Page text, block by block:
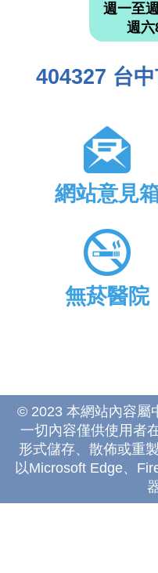
週一至
週
404327 台
網站意見
無菸醫院
© 2023 本網站內容屬
一切內容僅供使用者
形式儲存、散佈或重
以Microsoft Edge、